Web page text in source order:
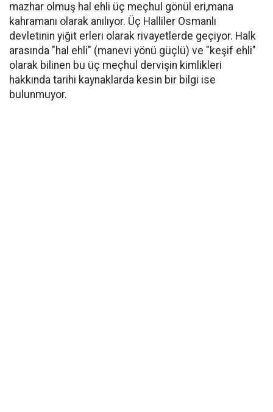
mazhar olmuş hal ehli üç meçhul gönül eri,mana
kahramanı olarak anılıyor. Üç Halliler Osmanlı
devletinin yiğit erleri olarak rivayetlerde geçiyor. Halk
arasında "hal ehli" (manevi yönü güçlü) ve "keşif ehli"
olarak bilinen bu üç meçhul dervişin kimlikleri
hakkında tarihi kaynaklarda kesin bir bilgi ise
bulunmuyor.